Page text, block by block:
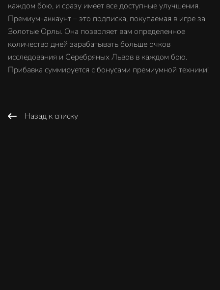
каждом бою, и сразу имеет все доступные улучшения.
Премиум-аккаунт – это подписка, покупаемая в игре за
Золотые Орлы. Она позволяет вам определенное
количество дней зарабатывать больше очков
исследования и Серебряных Львов в каждом бою.
Прибавка суммируется с бонусами премиумной техники!
Назад к списку